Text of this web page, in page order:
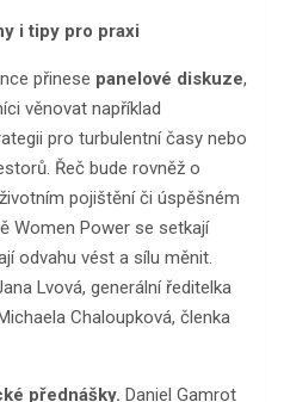
i tipy pro praxi
přinese panelové diskuze,
věnovat například
pro turbulentní časy nebo
Řeč bude rovněž o
pojištění či úspěšném
Women Power se setkají
odvahu vést a sílu měnit.
Lvová, generální ředitelka
Chaloupková, členka
přednášky. Daniel Gamrot